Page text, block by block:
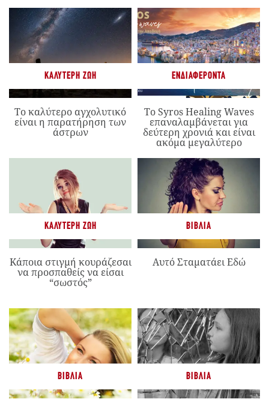
ΚΑΛΎΤΕΡΗ ΖΩΉ
Το καλύτερο αγχολυτικό
είναι η παρατήρηση των
άστρων
ΕΝΔΙΑΦΈΡΟΝΤΑ
Το Syros Healing Waves
επαναλαμβάνεται για
δεύτερη χρονιά και είναι
ακόμα μεγαλύτερο
ΚΑΛΎΤΕΡΗ ΖΩΉ
Κάποια στιγμή κουράζεσαι
να προσπαθείς να είσαι
“σωστός”
ΒΙΒΛΊΑ
Αυτό Σταματάει Εδώ
ΒΙΒΛΊΑ ΒΙΒΛΊΑ